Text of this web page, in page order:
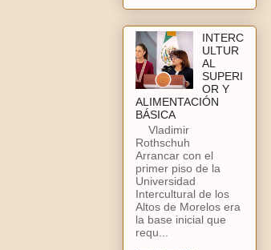
INTERC
ULTUR
AL
SUPERI
OR Y
ALIMENTACIÓN
BÁSICA
Vladimir
Rothschuh
Arrancar con el
primer piso de la
Universidad
Intercultural de los
Altos de Morelos era
la base inicial que
requ...